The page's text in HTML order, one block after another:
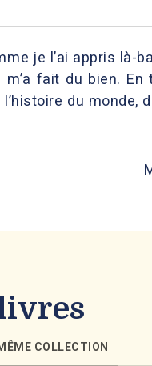
je l’ai appris là-
fait du bien.
du monde,
COLLECTION